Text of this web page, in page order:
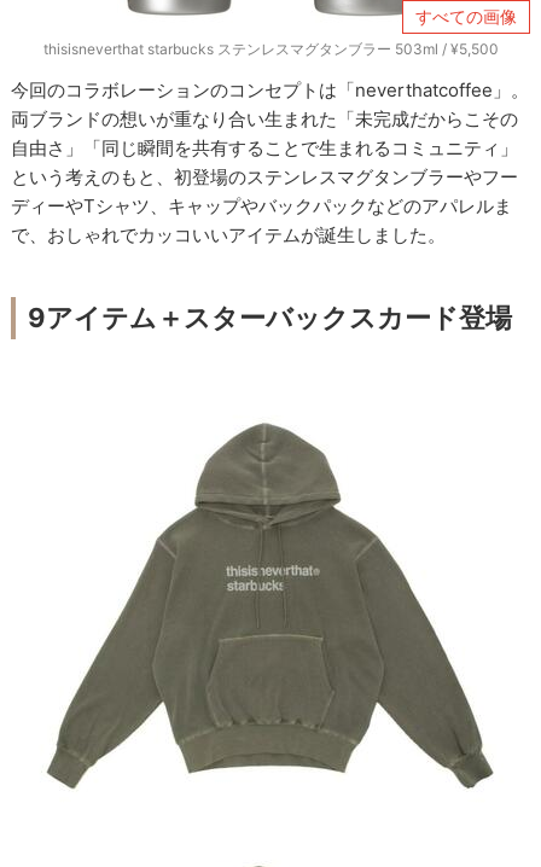
すべての画像
thisisneverthat starbucks ステンレスマグタンブラー 503ml / ¥5,500
今回のコラボレーションのコンセプトは「neverthatcoffee」。
両ブランドの想いが重なり合い生まれた「未完成だからこその
自由さ」「同じ瞬間を共有することで生まれるコミュニティ」
という考えのもと、初登場のステンレスマグタンブラーやフー
ディーやTシャツ、キャップやバックパックなどのアパレルま
で、おしゃれでカッコいいアイテムが誕生しました。
9アイテム＋スターバックスカード登場